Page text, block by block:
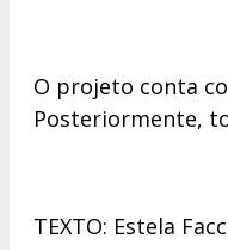
O projeto conta
Posteriormente,
TEXTO: Estela